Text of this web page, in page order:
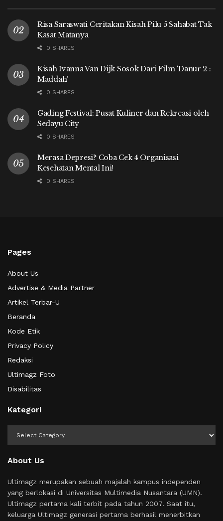
Risa Saraswati Ceritakan Kisah Pilu 5 Sahabat Tak
Kasat Matanya
0 SHARES
Kisah Ivanna Van Dijk Sosok Dari Film ‘Danur 2 :
Maddah’
0 SHARES
Gading Festival: Pusat Kuliner dan Rekreasi oleh
Sedayu City
0 SHARES
Merasa Depresi? Coba Cek 4 Organisasi
Kesehatan Mental Ini!
0 SHARES
Pages
About Us
Advertise & Media Partner
Artikel Terbar-U
Beranda
Kode Etik
Privacy Policy
Redaksi
Ultimagz Foto
Disabilitas
Kategori
About Us
Ultimagz merupakan sebuah majalah kampus independen
yang berlokasi di Universitas Multimedia Nusantara (UMN).
Ultimagz pertama kali terbit pada tahun 2007. Saat itu,
keluarga Ultimagz generasi pertama berhasil menerbitkan